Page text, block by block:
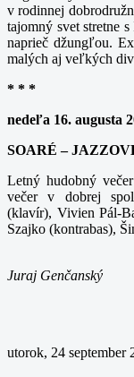
v rodinnej
tajomný svet stretne
naprieč džungľou.
malých aj veľkých
* * *
nedeľa 16. augusta
SOARÉ –
Letný hudobný
večer v dobrej
(klavír), Vivien Pál-
Szajko (kontrabas),
Juraj Genčanský
utorok, 24 september